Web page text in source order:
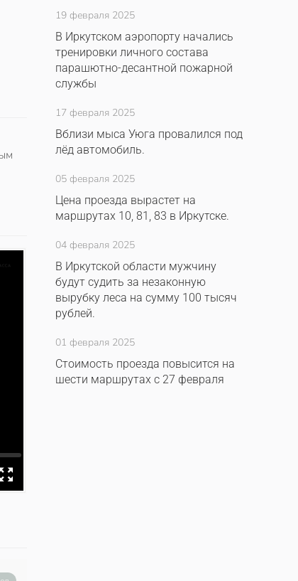
19 февраля 2025
В Иркутском аэропорту начались
тренировки личного состава
парашютно-десантной пожарной
службы
17 февраля 2025
Вблизи мыса Уюга провалился под
лёд автомобиль.
05 февраля 2025
Цена проезда вырастет на
маршрутах 10, 81, 83 в Иркутске.
04 февраля 2025
В Иркутской области мужчину
будут судить за незаконную
вырубку леса на сумму 100 тысяч
рублей.
01 февраля 2025
Стоимость проезда повысится на
шести маршрутах с 27 февраля